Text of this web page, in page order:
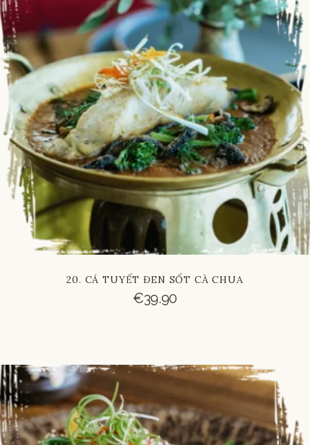
20. CÁ TUYẾT ĐEN SỐT CÀ CHUA
€39.90